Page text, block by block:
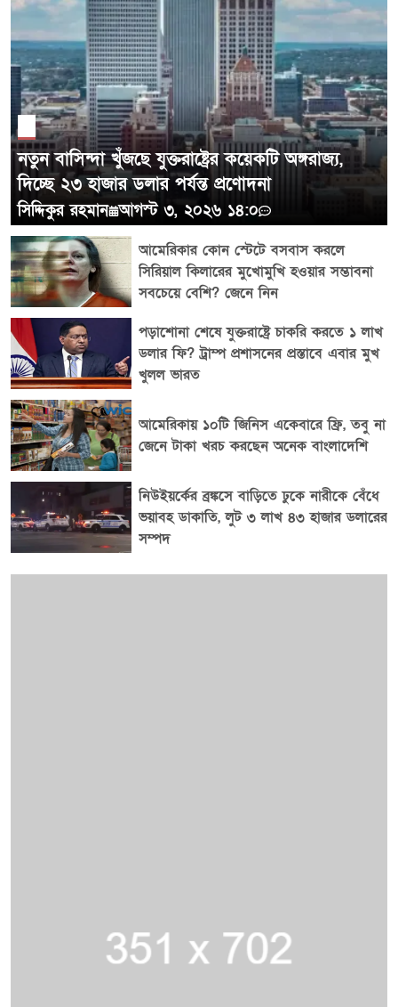
উন্নত ডিএনএ পরীক্ষার যুগে দাতার পরিচয় পুরোপুরি গোপন
রাখাও প্রায় অসম্ভব। তবে স্টেফানি ও জেডের পরিবারের এই
গল্পটি কেবল আইনি পরিচয় বা চুক্তির মধ্যে সীমাবদ্ধ নেই।
স্টেফানি একসময় ভেবেছিলেন তিনি কেবল অন্য কাউকে একটি
পরিবার গড়তে সাহায্য করছেন, কিন্তু বিনিময়ে তিনি নিজেই
পরম মমতায় ভরা নতুন এক পরিবারের অংশ হয়ে গেছেন।
POST COMMENTS
নতুন বাসিন্দা খুঁজছে যুক্তরাষ্ট্রের কয়েকটি অঙ্গরাজ্য,
দিচ্ছে ২৩ হাজার ডলার পর্যন্ত প্রণোদনা
সিদ্দিকুর রহমান আগস্ট ৩, ২০২৬ ১৪:০
আমেরিকার কোন স্টেটে বসবাস করলে
সিরিয়াল কিলারের মুখোমুখি হওয়ার সম্ভাবনা
সবচেয়ে বেশি? জেনে নিন
পড়াশোনা শেষে যুক্তরাষ্ট্রে চাকরি করতে ১ লাখ
ডলার ফি? ট্রাম্প প্রশাসনের প্রস্তাবে এবার মুখ
খুলল ভারত
আমেরিকায় ১০টি জিনিস একেবারে ফ্রি, তবু না
জেনে টাকা খরচ করছেন অনেক বাংলাদেশি
নিউইয়র্কের ব্রঙ্কসে বাড়িতে ঢুকে নারীকে বেঁধে
ভয়াবহ ডাকাতি, লুট ৩ লাখ ৪৩ হাজার ডলারের
সম্পদ